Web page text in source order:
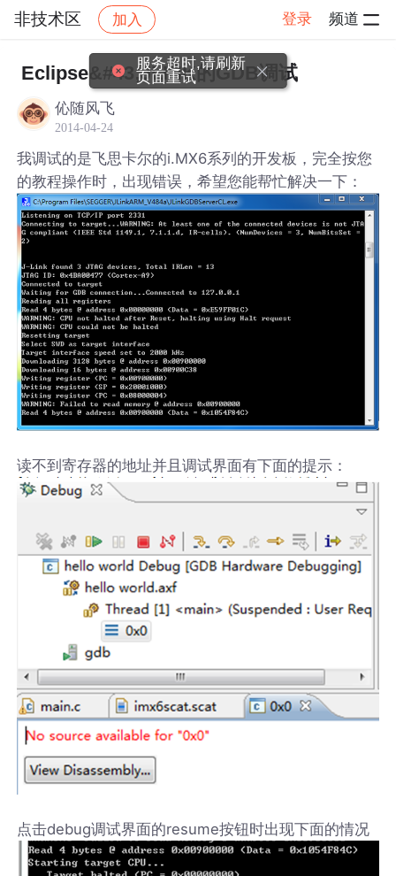
非技术区 加入 登录 频道
社区 非技术区 帖子详情
Eclipse&#43;JLINK的GDB调试
伈随风飞
2014-04-24
我调试的是飞思卡尔的i.MX6系列的开发板，完全按您
的教程操作时，出现错误，希望您能帮忙解决一下：
读不到寄存器的地址并且调试界面有下面的提示：
点击debug调试界面的resume按钮时出现下面的情况
服务超时,请刷新
页面重试